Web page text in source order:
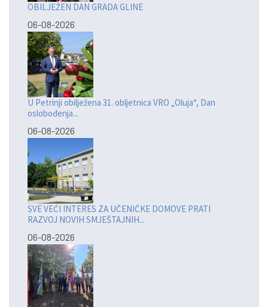
OBILJEŽEN DAN GRADA GLINE
06-08-2026
U Petrinji obilježena 31. obljetnica VRO „Oluja“, Dan
oslobođenja...
06-08-2026
SVE VEĆI INTERES ZA UČENIČKE DOMOVE PRATI
RAZVOJ NOVIH SMJEŠTAJNIH...
06-08-2026